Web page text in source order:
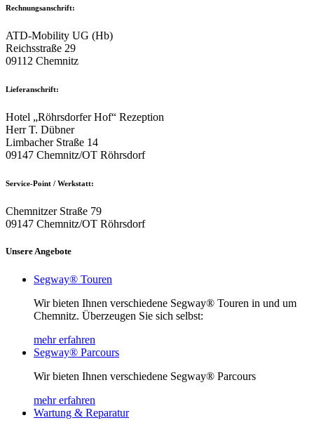
Rechnungsanschrift:
ATD-Mobility UG (Hb)
Reichsstraße 29
09112 Chemnitz
Lieferanschrift:
Hotel „Röhrsdorfer Hof“ Rezeption
Herr T. Dübner
Limbacher Straße 14
09147 Chemnitz/OT Röhrsdorf
Service-Point / Werkstatt:
Chemnitzer Straße 79
09147 Chemnitz/OT Röhrsdorf
Unsere Angebote
Segway® Touren
Wir bieten Ihnen verschiedene Segway® Touren in und um
Chemnitz. Überzeugen Sie sich selbst:
mehr erfahren
Segway® Parcours
Wir bieten Ihnen verschiedene Segway® Parcours
mehr erfahren
Wartung & Reparatur